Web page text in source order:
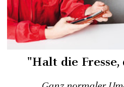
"Halt die Fresse,